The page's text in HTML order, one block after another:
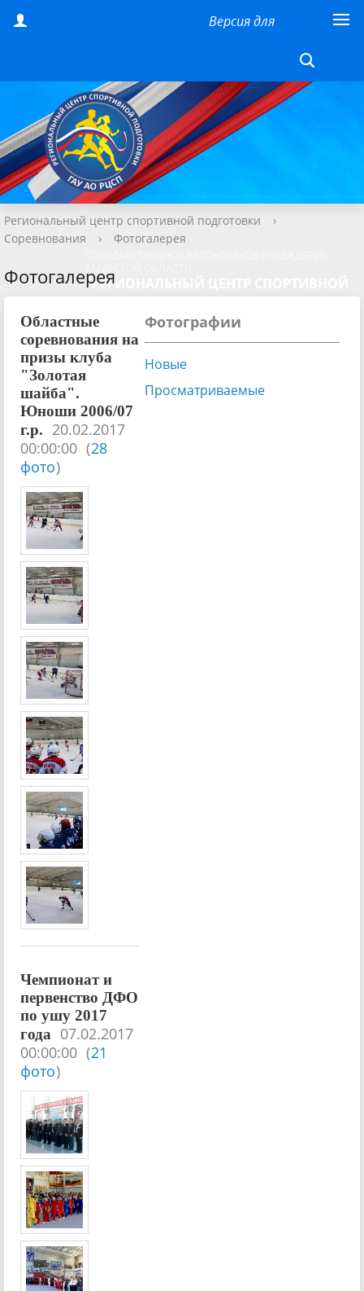
Версия для
"РЕГИОНАЛЬНЫЙ ЦЕНТР СПОРТИВНОЙ
ПОДГОТОВКИ"
Региональный центр спортивной подготовки
›
Соревнования
› Фотогалерея
Фотогалерея
Фотографии
Новые
Просматриваемые
Областные
соревнования на
призы клуба
"Золотая
шайба".
Юноши 2006/07
г.р.
20.02.2017
00:00:00 (28
фото)
Чемпионат и
первенство ДФО
по ушу 2017
года
07.02.2017
00:00:00 (21
фото)